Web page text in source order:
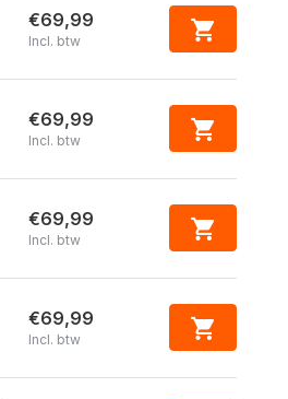
€69,99
Incl. btw
€69,99
Incl. btw
€69,99
Incl. btw
€69,99
Incl. btw